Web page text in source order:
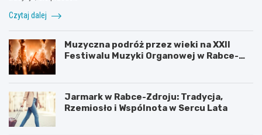
Czytaj dalej
Muzyczna podróż przez wieki na XXII
Festiwalu Muzyki Organowej w Rabce-
Jarmark w Rabce-Zdroju: Tradycja,
Rzemiosło i Wspólnota w Sercu Lata